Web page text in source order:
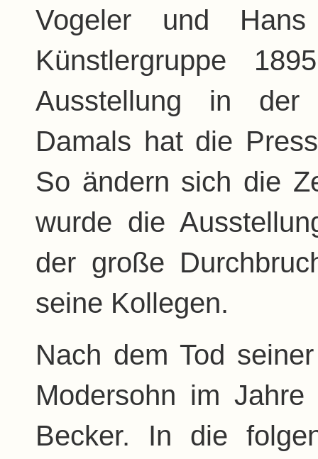
Vogeler und
Künstlergruppe
Ausstellung in der
Damals hat die
So ändern sich die
wurde die
der große
seine Kollegen.
Nach dem Tod
Modersohn im
Becker. In die